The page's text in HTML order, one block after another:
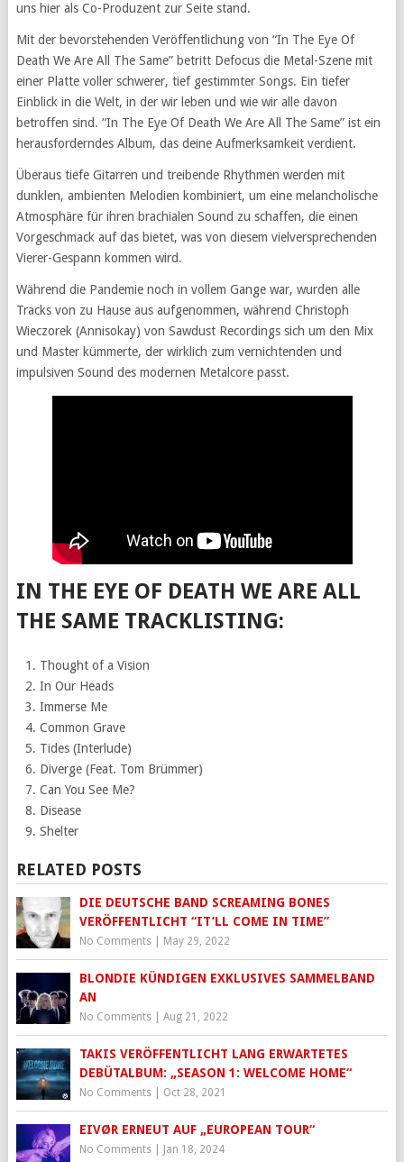
uns hier als Co-Produzent zur Seite stand.
Mit der bevorstehenden Veröffentlichung von “In The Eye Of
Death We Are All The Same” betritt Defocus die Metal-Szene mit
einer Platte voller schwerer, tief gestimmter Songs. Ein tiefer
Einblick in die Welt, in der wir leben und wie wir alle davon
betroffen sind. “In The Eye Of Death We Are All The Same” ist ein
herausforderndes Album, das deine Aufmerksamkeit verdient.
Überaus tiefe Gitarren und treibende Rhythmen werden mit
dunklen, ambienten Melodien kombiniert, um eine melancholische
Atmosphäre für ihren brachialen Sound zu schaffen, die einen
Vorgeschmack auf das bietet, was von diesem vielversprechenden
Vierer-Gespann kommen wird.
Während die Pandemie noch in vollem Gange war, wurden alle
Tracks von zu Hause aus aufgenommen, während Christoph
Wieczorek (Annisokay) von Sawdust Recordings sich um den Mix
und Master kümmerte, der wirklich zum vernichtenden und
impulsiven Sound des modernen Metalcore passt.
IN THE EYE OF DEATH WE ARE ALL
THE SAME TRACKLISTING:
Thought of a Vision
In Our Heads
Immerse Me
Common Grave
Tides (Interlude)
Diverge (Feat. Tom Brümmer)
Can You See Me?
Disease
Shelter
RELATED POSTS
DIE DEUTSCHE BAND SCREAMING BONES
VERÖFFENTLICHT “IT’LL COME IN TIME”
No Comments| May 29, 2022
BLONDIE KÜNDIGEN EXKLUSIVES SAMMELBAND
AN
No Comments| Aug 21, 2022
TAKIS VERÖFFENTLICHT LANG ERWARTETES
DEBÜTALBUM: „SEASON 1: WELCOME HOME“
No Comments| Oct 28, 2021
EIVØR ERNEUT AUF „EUROPEAN TOUR“
No Comments| Jan 18, 2024